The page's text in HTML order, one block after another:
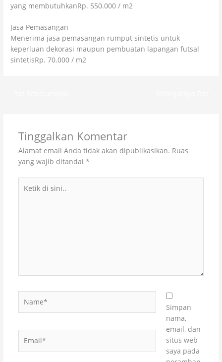
yang membutuhkanRp. 550.000 / m2
Jasa Pemasangan
Menerima jasa pemasangan rumput sintetis untuk
keperluan dekorasi maupun pembuatan lapangan futsal
sintetisRp. 70.000 / m2
Tinggalkan Komentar
Alamat email Anda tidak akan dipublikasikan. Ruas
yang wajib ditandai *
Simpan
nama,
email, dan
situs web
saya pada